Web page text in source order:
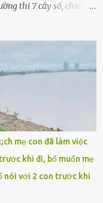
thi 7 cây số, chiếc xe
mang theo! Giữa con
vẫy tay xin đi nhờ. –
đi nhờ với! – Cô ơi,
thì lắc đầu. Người
gào lên giữa đường
phút nữa. Trong đầu
xe vào vệ đường,
và chạy . Chạy miết.
mẹ con đã làm việc
khi đi, bố muốn mẹ
nói với 2 con trước khi